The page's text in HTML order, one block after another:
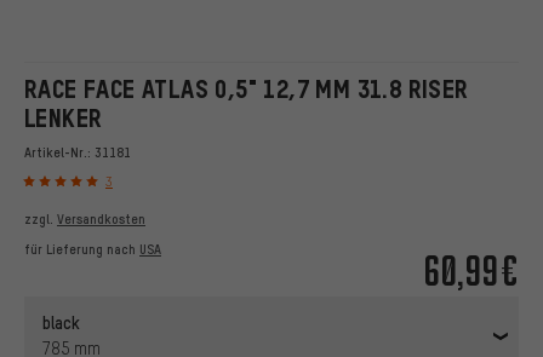
RACE FACE ATLAS 0,5" 12,7 MM 31.8 RISER
LENKER
Artikel-Nr.: 31181
3
60,99€
zzgl. Versandkosten
für Lieferung nach USA
black
785 mm